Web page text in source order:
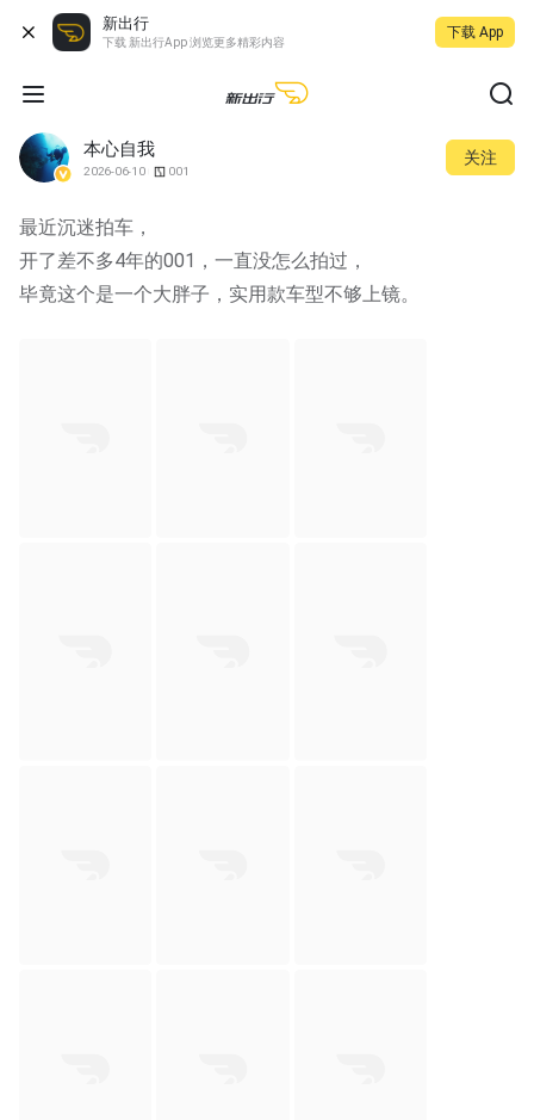
新出行
下载 新出行App 浏览更多精彩内容
下载 App
本心自我
2026-06-10 001
关注
最近沉迷拍车，
开了差不多4年的001，一直没怎么拍过，
毕竟这个是一个大胖子，实用款车型不够上镜。